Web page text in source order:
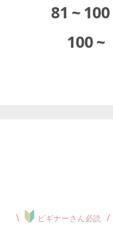
81 ~100
100~
\ ビギナーさん必読 /